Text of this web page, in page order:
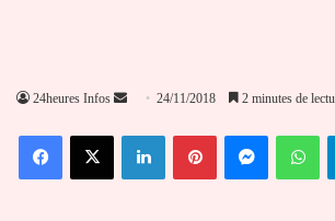
24heures Infos
Envoyer
courriel
24/11/2018 2 minutes de
FacebookX LinkedinPinterestMessenger